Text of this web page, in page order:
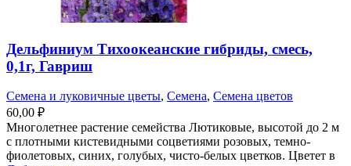
Дельфиниум Тихоокеанские гибриды, смесь,
0,1г, Гавриш
Семена и луковичные цветы, Семена, Семена цветов
60,00 ₽
Многолетнее растение семейства Лютиковые, высотой до 2 м
с плотными кистевидными соцветиями розовых, темно-
фиолетовых, синих, голубых, чисто-белых цветков. Цветет в